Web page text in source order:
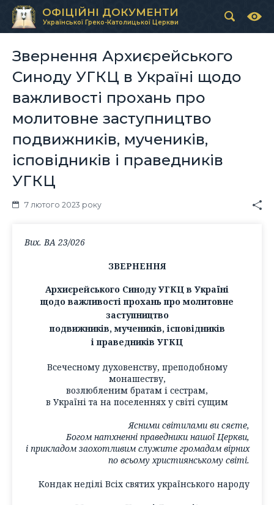
ОФІЦІЙНІ ДОКУМЕНТИ
Української Греко-Католицької Церкви
Звернення Архиєрейського
Синоду УГКЦ в Україні щодо
важливості прохань про
молитовне заступництво
подвижників, мучеників,
ісповідників і праведників
УГКЦ
7 лютого 2023 року
Вих. ВА 23/026
ЗВЕРНЕННЯ
Архиєрейського Синоду УГКЦ в Україні
щодо важливості прохань про молитовне
заступництво
подвижників, мучеників, ісповідників
і праведників УГКЦ
Всечесному духовенству, преподобному
монашеству,
возлюбленим братам і сестрам,
в Україні та на поселеннях у світі сущим
Ясними світилами ви сяєте,
Богом натхненні праведники нашої Церкви,
і прикладом заохотливим служите громадам вірних
по всьому християнському світі.
Кондак неділі Всіх святих українського народу